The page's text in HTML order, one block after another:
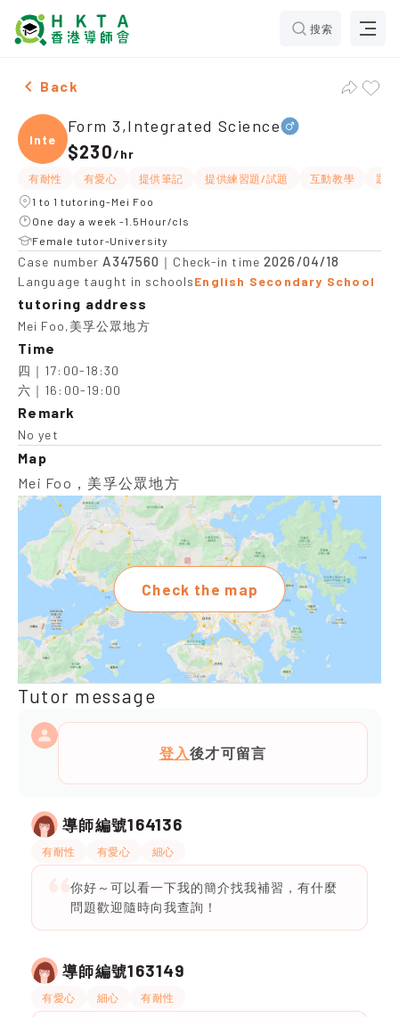
搜索
Male Form 3,Integrated Science，Mei Foo Tuition
Back
Integ
Form 3,Integrated Science
$230/hr
有耐性 有愛心 提供筆記 提供練習題/試題 互動教學
題
1 to 1 tutoring-Mei Foo
One day a week -1.5Hour/cls
Female tutor-University
Case number A347560 ｜Check-in time2026/04/18
Language taught in schoolsEnglish Secondary School
tutoring address
Mei Foo,美孚公眾地方
Time
四｜17:00-18:30
六｜16:00-19:00
Remark
No yet
Map
Mei Foo，美孚公眾地方
Check the map
Tutor message
登入後才可留言
導師編號164136
有耐性 有愛心 細心
你好～可以看一下我的簡介找我補習，有什麼
問題歡迎隨時向我查詢！
導師編號163149
有愛心 細心 有耐性